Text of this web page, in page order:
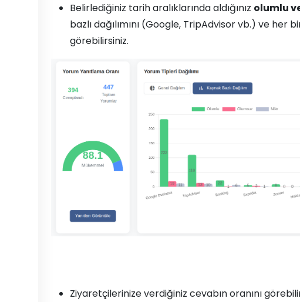
Belirlediğiniz tarih aralıklarında aldığınız olumlu
bazlı dağılımını (Google, TripAdvisor vb.) ve her
görebilirsiniz.
Ziyaretçilerinize verdiğiniz cevabın oranını